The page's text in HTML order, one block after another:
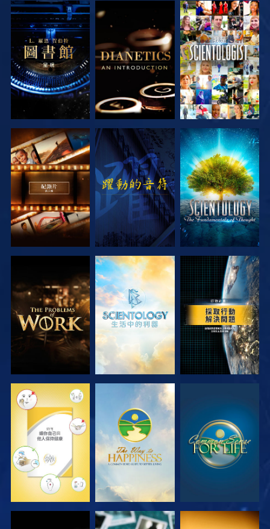
探索系列節目 探索系列節目 觀看
探索系列節目 觀看 探索系列節目
探索系列節目 探索系列節目 觀看
觀看 觀看 觀看